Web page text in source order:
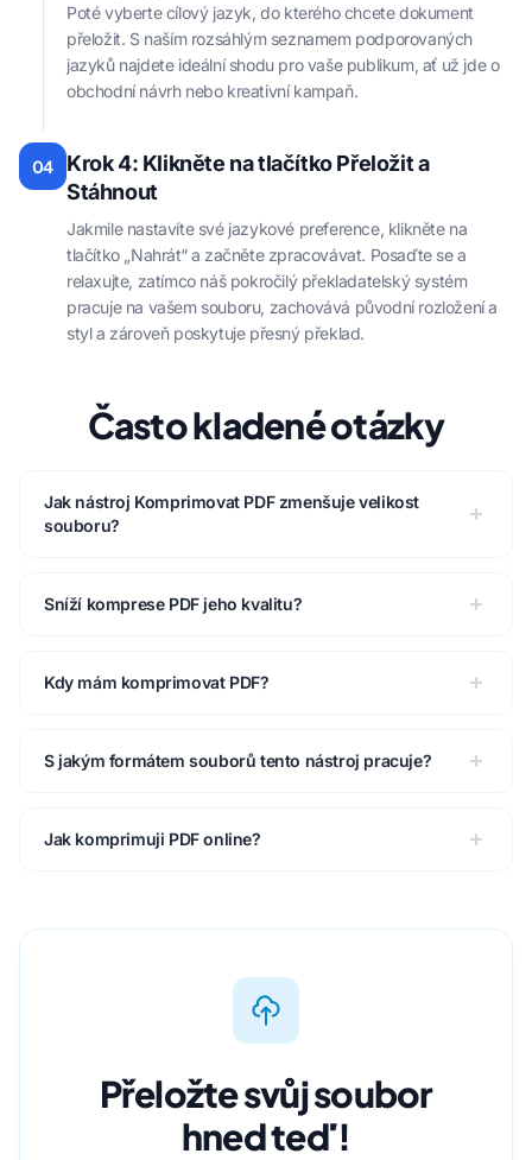
Poté vyberte cílový jazyk, do kterého chcete dokument
přeložit. S naším rozsáhlým seznamem podporovaných
jazyků najdete ideální shodu pro vaše publikum, ať už jde o
obchodní návrh nebo kreativní kampaň.
04
Krok 4: Klikněte na tlačítko Přeložit a
Stáhnout
Jakmile nastavíte své jazykové preference, klikněte na
tlačítko „Nahrát“ a začněte zpracovávat. Posaďte se a
relaxujte, zatímco náš pokročilý překladatelský systém
pracuje na vašem souboru, zachovává původní rozložení a
styl a zároveň poskytuje přesný překlad.
Často kladené otázky
Jak nástroj Komprimovat PDF zmenšuje velikost
souboru?
Sníží komprese PDF jeho kvalitu?
Kdy mám komprimovat PDF?
S jakým formátem souborů tento nástroj pracuje?
Jak komprimuji PDF online?
Přeložte svůj soubor
hned teď!